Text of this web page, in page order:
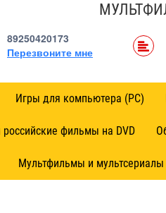
89250420173
Перезвоните мне
Игры для компьютера (PC)
российские фильмы на DVD
Мультфильмы и мультсериалы